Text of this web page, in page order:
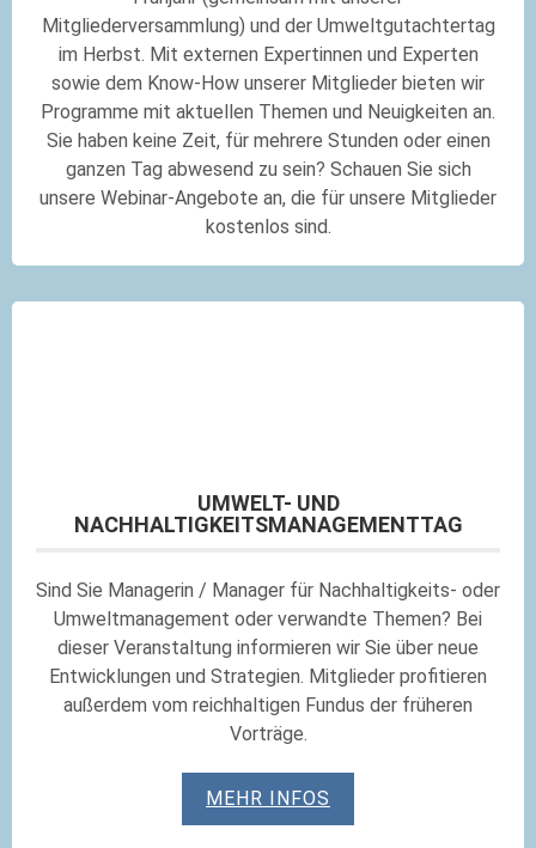
Mitgliederversammlung) und der Umweltgutachtertag
im Herbst. Mit externen Expertinnen und Experten
sowie dem Know-How unserer Mitglieder bieten wir
Programme mit aktuellen Themen und Neuigkeiten an.
Sie haben keine Zeit, für mehrere Stunden oder einen
ganzen Tag abwesend zu sein? Schauen Sie sich
unsere Webinar-Angebote an, die für unsere Mitglieder
kostenlos sind.
UMWELT- UND
NACHHALTIGKEITSMANAGEMENTTAG
Sind Sie Managerin / Manager für Nachhaltigkeits- oder
Umweltmanagement oder verwandte Themen? Bei
dieser Veranstaltung informieren wir Sie über neue
Entwicklungen und Strategien. Mitglieder profitieren
außerdem vom reichhaltigen Fundus der früheren
Vorträge.
MEHR INFOS